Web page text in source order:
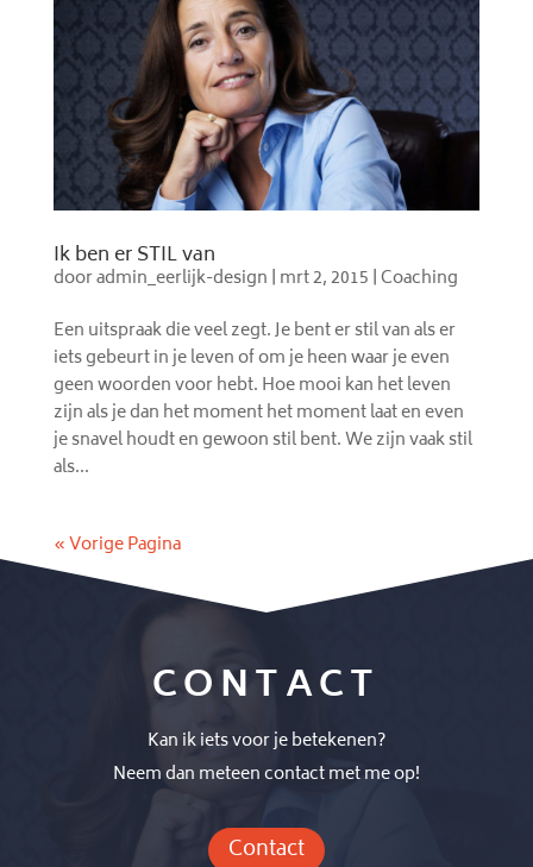
Ik ben er STIL van
dooradmin_eerlijk-design | mrt 2, 2015 |Coaching
Een uitspraak die veel zegt. Je bent er stil van als er
iets gebeurt in je leven of om je heen waar je even
geen woorden voor hebt. Hoe mooi kan het leven
zijn als je dan het moment het moment laat en even
je snavel houdt en gewoon stil bent. We zijn vaak stil
als...
« Vorige Pagina
CONTACT
Kan ik iets voor je betekenen?
Neem dan meteen contact met me op!
Contact